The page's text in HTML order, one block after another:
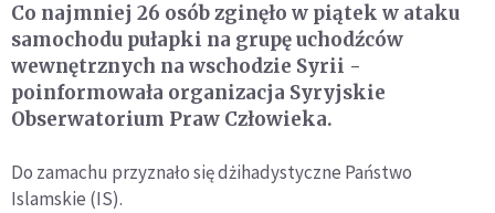
Co najmniej 26 osób zginęło w piątek w ataku
samochodu pułapki na grupę uchodźców
wewnętrznych na wschodzie Syrii -
poinformowała organizacja Syryjskie
Obserwatorium Praw Człowieka.
Do zamachu przyznało się dżihadystyczne Państwo
Islamskie (IS).